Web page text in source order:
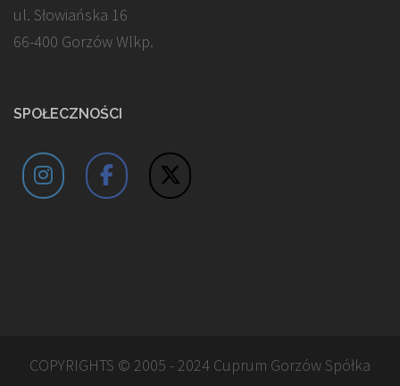
ul. Słowiańska 16
66-400 Gorzów Wlkp.
SPOŁECZNOŚCI
COPYRIGHTS © 2005 - 2024 Cuprum Gorzów Spółka